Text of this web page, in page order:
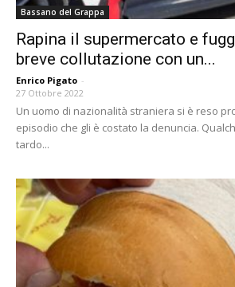
Bassano del Grappa
Rapina il supermercato e
breve collutazione con un...
Enrico Pigato -
27 Ottobre 2022
Un uomo di nazionalità straniera si è reso
episodio che gli è costato la denuncia.
tardo...